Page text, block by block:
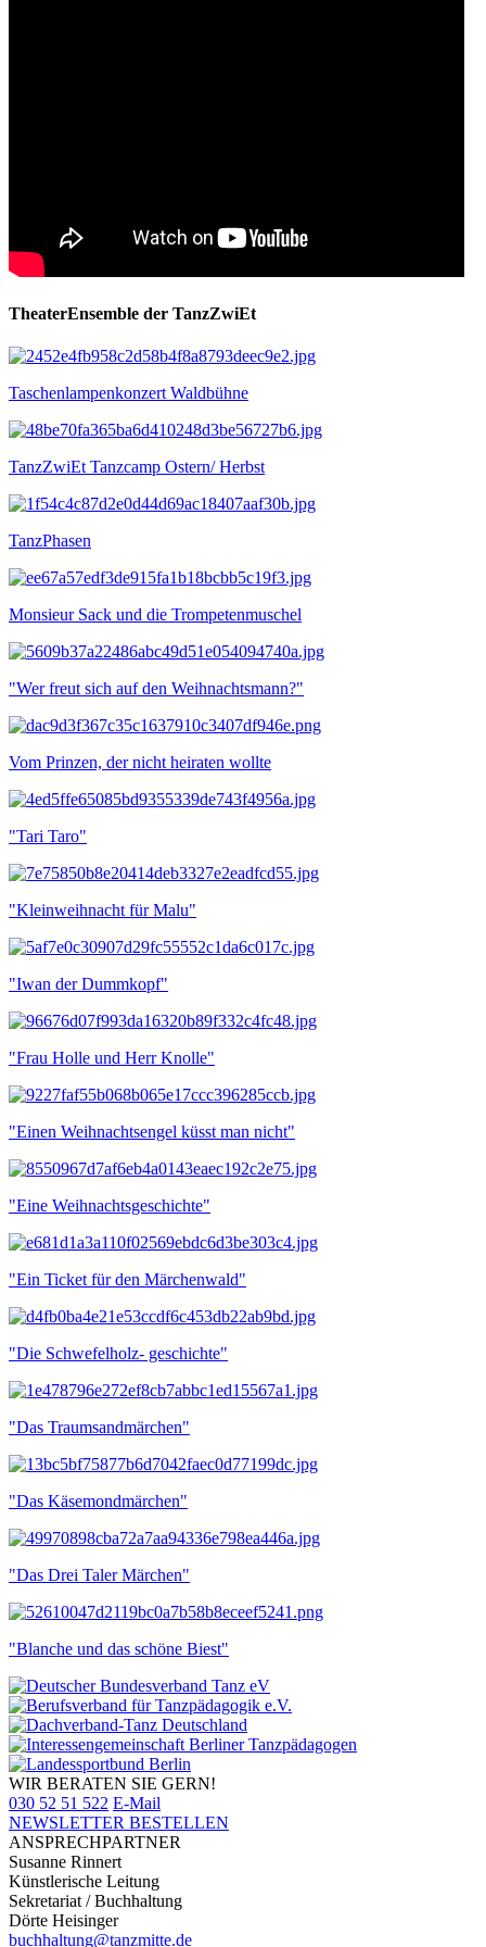
TheaterEnsemble der TanzZwiEt
Taschenlampenkonzert Waldbühne
TanzZwiEt Tanzcamp Ostern/ Herbst
TanzPhasen
Monsieur Sack und die Trompetenmuschel
"Wer freut sich auf den Weihnachtsmann?"
Vom Prinzen, der nicht heiraten wollte
"Tari Taro"
"Kleinweihnacht für Malu"
"Iwan der Dummkopf"
"Frau Holle und Herr Knolle"
"Einen Weihnachtsengel küsst man nicht"
"Eine Weihnachtsgeschichte"
"Ein Ticket für den Märchenwald"
"Die Schwefelholz- geschichte"
"Das Traumsandmärchen"
"Das Käsemondmärchen"
"Das Drei Taler Märchen"
"Blanche und das schöne Biest"
WIR BERATEN SIE GERN!
030 52 51 522 E-Mail
NEWSLETTER BESTELLEN
ANSPRECHPARTNER
Susanne Rinnert
Künstlerische Leitung
Sekretariat / Buchhaltung
Dörte Heisinger
buchhaltung@tanzmitte.de